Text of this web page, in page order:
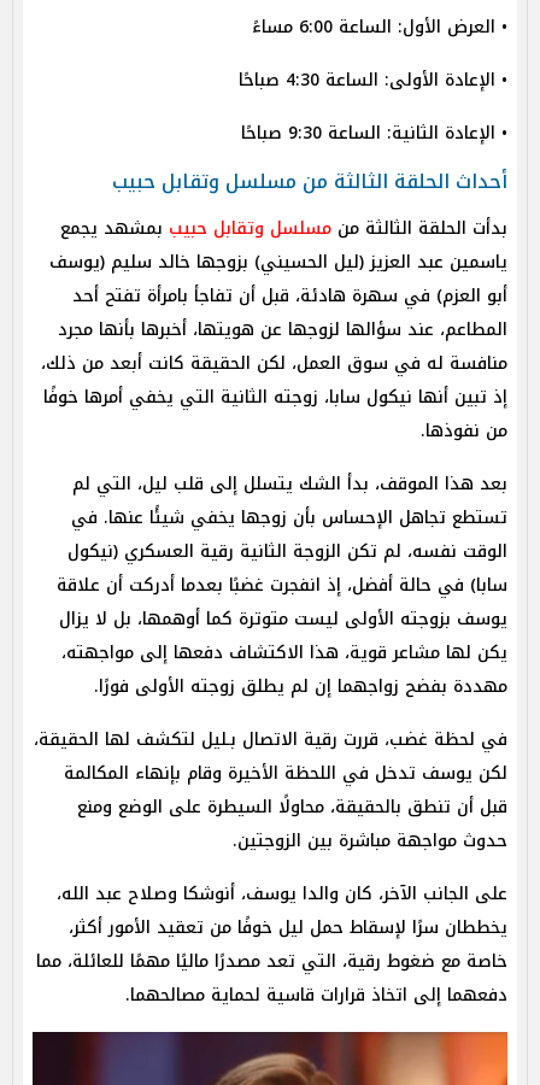
• العرض الأول: الساعة 6:00 مساءً
• الإعادة الأولى: الساعة 4:30 صباحًا
• الإعادة الثانية: الساعة 9:30 صباحًا
أحداث الحلقة الثالثة من مسلسل وتقابل حبيب
بدأت الحلقة الثالثة من مسلسل وتقابل حبيب بمشهد يجمع
ياسمين عبد العزيز (ليل الحسيني) بزوجها خالد سليم (يوسف
أبو العزم) في سهرة هادئة، قبل أن تفاجأ بامرأة تفتح أحد
المطاعم، عند سؤالها لزوجها عن هويتها، أخبرها بأنها مجرد
منافسة له في سوق العمل، لكن الحقيقة كانت أبعد من ذلك،
إذ تبين أنها نيكول سابا، زوجته الثانية التي يخفي أمرها خوفًا
من نفوذها.
بعد هذا الموقف، بدأ الشك يتسلل إلى قلب ليل، التي لم
تستطع تجاهل الإحساس بأن زوجها يخفي شيئًا عنها. في
الوقت نفسه، لم تكن الزوجة الثانية رقية العسكري (نيكول
سابا) في حالة أفضل، إذ انفجرت غضبًا بعدما أدركت أن علاقة
يوسف بزوجته الأولى ليست متوترة كما أوهمها، بل لا يزال
يكن لها مشاعر قوية، هذا الاكتشاف دفعها إلى مواجهته،
مهددة بفضح زواجهما إن لم يطلق زوجته الأولى فورًا.
في لحظة غضب، قررت رقية الاتصال بـليل لتكشف لها الحقيقة،
لكن يوسف تدخل في اللحظة الأخيرة وقام بإنهاء المكالمة
قبل أن تنطق بالحقيقة، محاولًا السيطرة على الوضع ومنع
حدوث مواجهة مباشرة بين الزوجتين.
على الجانب الآخر، كان والدا يوسف، أنوشكا وصلاح عبد الله،
يخططان سرًا لإسقاط حمل ليل خوفًا من تعقيد الأمور أكثر،
خاصة مع ضغوط رقية، التي تعد مصدرًا ماليًا مهمًا للعائلة، مما
دفعهما إلى اتخاذ قرارات قاسية لحماية مصالحهما.